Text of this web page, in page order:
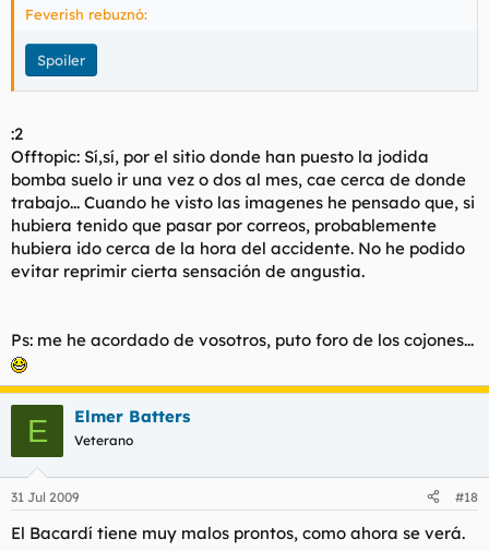
Feverish rebuznó:
Spoiler
:2
Offtopic: Sí,sí, por el sitio donde han puesto la jodida
bomba suelo ir una vez o dos al mes, cae cerca de donde
trabajo... Cuando he visto las imagenes he pensado que, si
hubiera tenido que pasar por correos, probablemente
hubiera ido cerca de la hora del accidente. No he podido
evitar reprimir cierta sensación de angustia.
Ps: me he acordado de vosotros, puto foro de los cojones...
E Elmer Batters
Veterano
31 Jul 2009 #18
El Bacardí tiene muy malos prontos, como ahora se verá.